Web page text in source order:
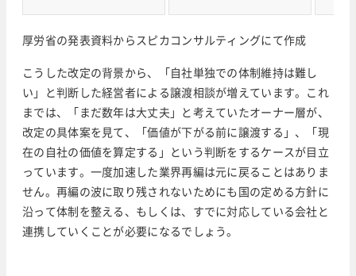
厚労省の発表資料からスピカコンサルティングにて作成
こうした改定の背景から、「自社単独での体制維持は難し
い」と判断した経営者による譲渡相談が増えています。これ
までは、「まだ数年は大丈夫」と考えていたオーナー層が、
改定の具体案を見て、「価値が下がる前に譲渡する」、「現
在の自社の価値を算定する」という判断をするケースが目立
っています。一度加速した業界再編は元に戻ることはありま
せん。再編の波に取り残されないためにも国の定める方針に
沿って体制を整える、もしくは、すでに対応している会社と
連携していくことが必要になるでしょう。